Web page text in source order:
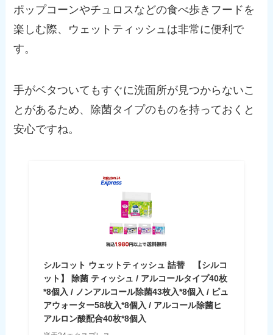
ポップコーンやチュロスなどの食べ歩きフードを
楽しむ際、ウェットティッシュは非常に便利で
す。
手がベタついてもすぐに洗面所が見つからないこ
とがあるため、除菌タイプのものを持っておくと
安心ですね。
シルコット ウェットティッシュ 詰替 【シルコ
ット】 除菌 ティッシュ / アルコールタイプ40枚
*8個入 / ノンアルコール除菌43枚入*8個入 / ピュ
アウォーター58枚入*8個入 / アルコール除菌ヒ
アルロン酸配合40枚*8個入